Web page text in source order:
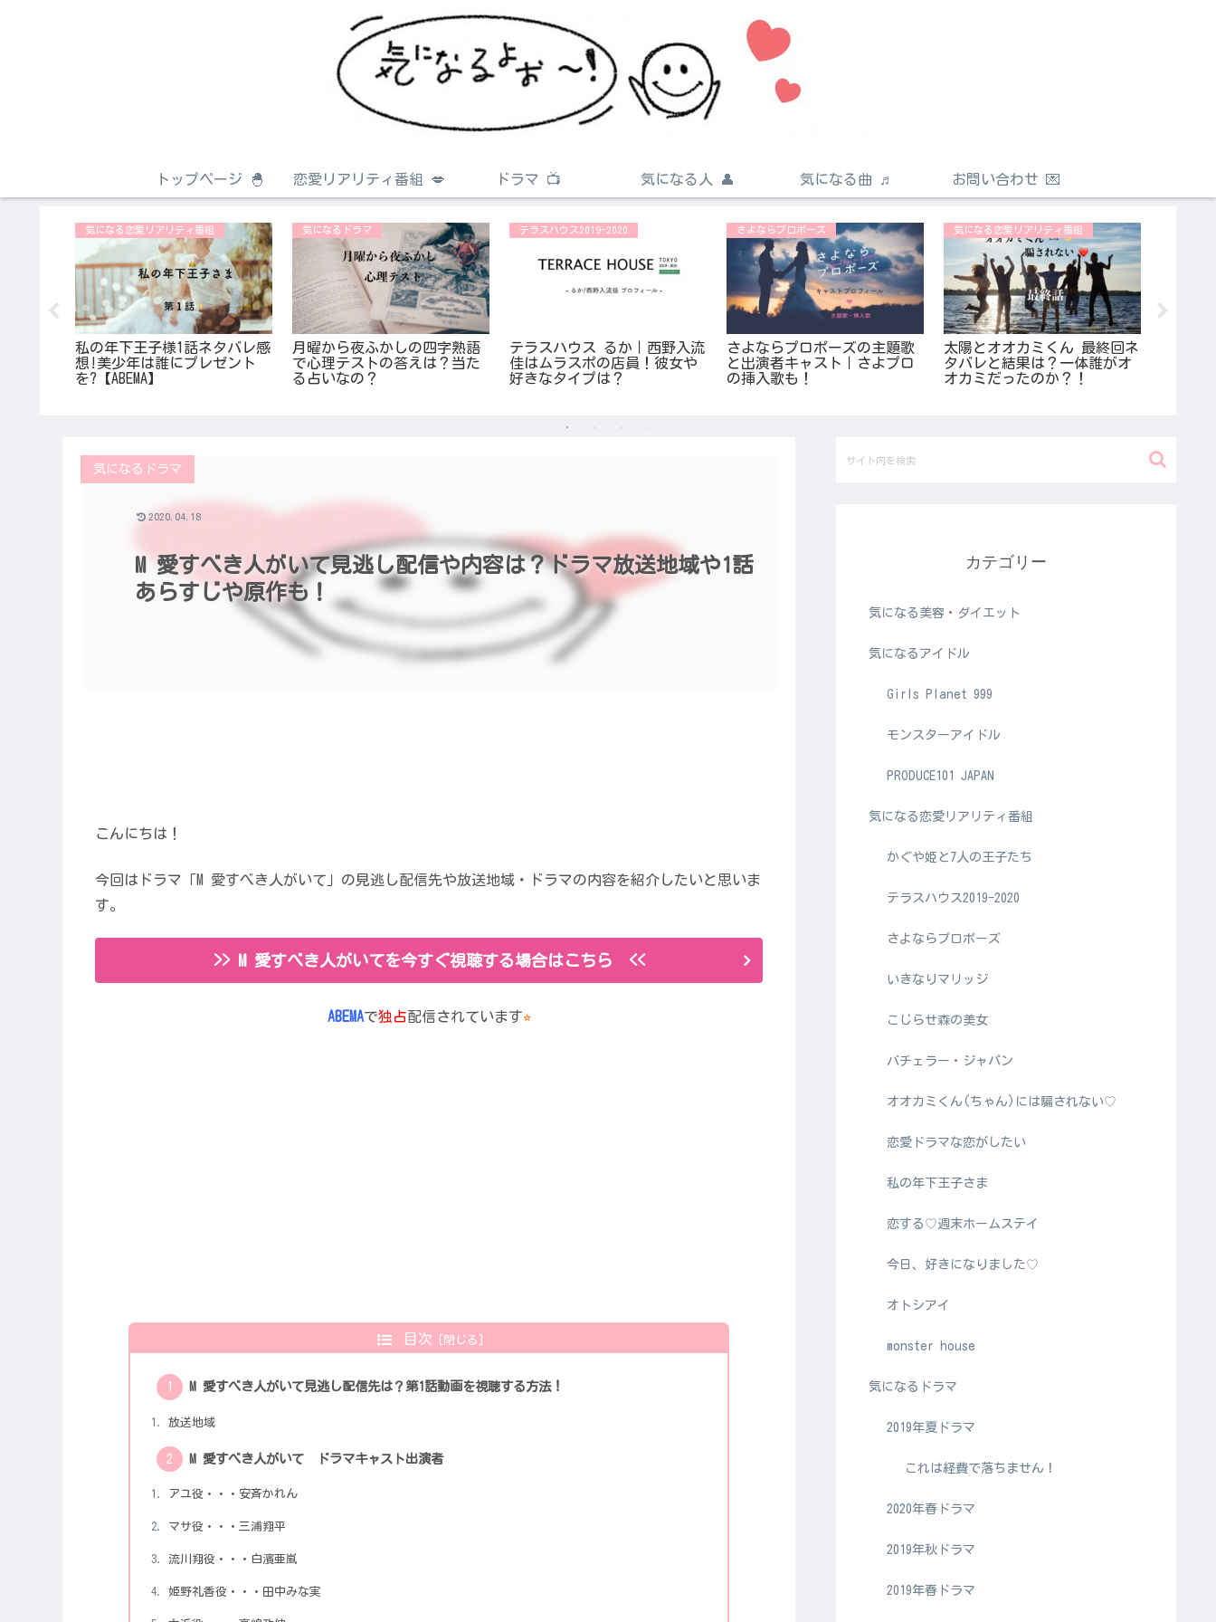
トップページ 🐣 恋愛リアリティ番組 💋 ドラマ 📺 気になる人 👤 気になる曲 ♬ お問い合わせ 💌
気になる恋愛リアリティ番組
私の年下王子様1話ネタバレ感
想!美少年は誰にプレゼント
を?【ABEMA】
気になるドラマ
月曜から夜ふかしの四字熟語
で心理テストの答えは？当た
る占いなの？
テラスハウス2019-2020
テラスハウス るか｜西野入流
佳はムラスポの店員！彼女や
好きなタイプは？
さよならプロポーズ
さよならプロポーズの主題歌
と出演者キャスト｜さよプロ
の挿入歌も！
気になる恋愛リアリティ番組
太陽とオオカミくん 最終回ネ
タバレと結果は？一体誰がオ
オカミだったのか？！
M 愛すべき人がいて見逃し配信や内容は？ドラマ放送地域や1話
あらすじや原作も！
気になるドラマ
2020.04.18
こんにちは！
今回はドラマ「M 愛すべき人がいて」の見逃し配信先や放送地域・ドラマの内容を紹介したいと思いま
す。
>> M 愛すべき人がいてを今すぐ視聴する場合はこちら <<
ABEMAで独占配信されています⭐︎
目次
M 愛すべき人がいて見逃し配信先は？第1話動画を視聴する方法！
放送地域
M 愛すべき人がいて ドラマキャスト出演者
アユ役・・・安斉かれん
マサ役・・・三浦翔平
流川翔役・・・白濱亜嵐
姫野礼香役・・・田中みな実
カテゴリー
気になる美容・ダイエット
気になるアイドル
Girls Planet 999
モンスターアイドル
PRODUCE101 JAPAN
気になる恋愛リアリティ番組
かぐや姫と7人の王子たち
テラスハウス2019-2020
さよならプロポーズ
いきなりマリッジ
こじらせ森の美女
バチェラー・ジャパン
オオカミくん(ちゃん)には騙されない♡
恋愛ドラマな恋がしたい
私の年下王子さま
恋する♡週末ホームステイ
今日、好きになりました♡
オトシアイ
monster house
気になるドラマ
2019年夏ドラマ
これは経費で落ちません！
2020年春ドラマ
2019年秋ドラマ
2019年春ドラマ